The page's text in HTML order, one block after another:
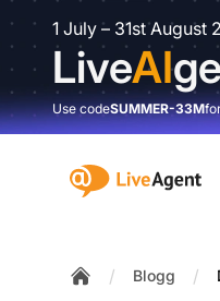
1 July – 31st August
LiveAI
Use codeSUMMER-33M
:site.title
/ Blogg /